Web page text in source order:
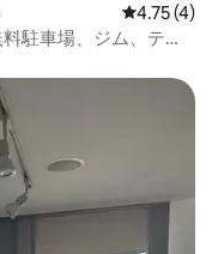
レビュー4
4.75 (4)
駐車場、ジム、テラ